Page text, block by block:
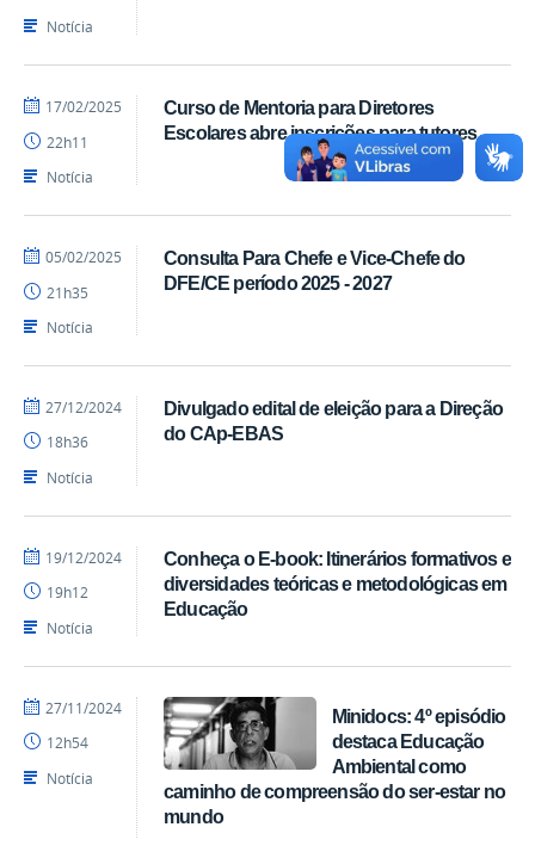
Notícia
Curso de Mentoria para Diretores
Escolares abre inscrições para tutores
por
publicado
17/02/2025
22h11
Notícia
Consulta Para Chefe e Vice-Chefe do
DFE/CE período 2025 - 2027
por
publicado
05/02/2025
21h35
Notícia
Divulgado edital de eleição para a Direção
do CAp-EBAS
por
publicado
27/12/2024
18h36
Notícia
Conheça o E-book: Itinerários formativos e
diversidades teóricas e metodológicas em
Educação
por
publicado
19/12/2024
19h12
Notícia
Minidocs: 4º episódio
destaca Educação
Ambiental como
caminho de compreensão do ser-estar no
mundo
por
publicado
27/11/2024
12h54
Notícia